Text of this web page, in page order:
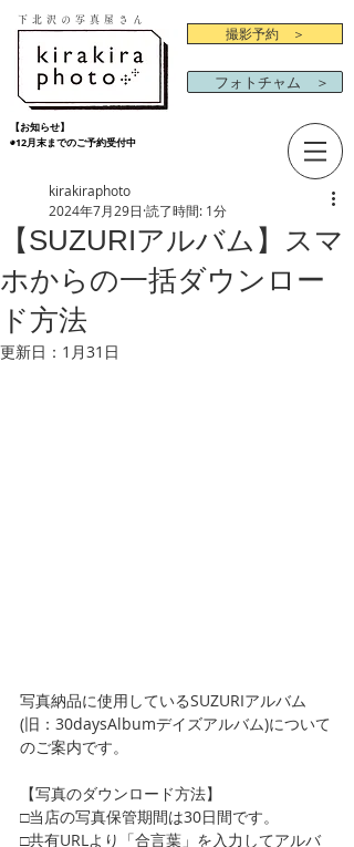
下北沢の写真屋さん
撮影予約 ＞
フォトチャム ＞
【お知らせ】
◉12月末までのご予約受付中
【SUZURIアルバム】スマ
ホからの一括ダウンロー
ド方法
kirakiraphoto
2024年7月29日 読了時間: 1分
更新日： 1月31日
写真納品に使用しているSUZURIアルバム
(旧：30daysAlbumデイズアルバム)について
のご案内です。
【写真のダウンロード方法】
□当店の写真保管期間は30日間です。
□共有URLより「合言葉」を入力してアルバ